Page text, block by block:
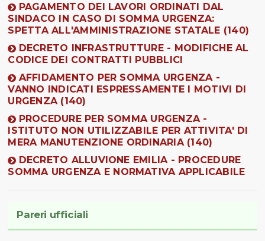
PAGAMENTO DEI LAVORI ORDINATI DAL
SINDACO IN CASO DI SOMMA URGENZA:
SPETTA ALL'AMMINISTRAZIONE STATALE (140)
DECRETO INFRASTRUTTURE - MODIFICHE AL
CODICE DEI CONTRATTI PUBBLICI
AFFIDAMENTO PER SOMMA URGENZA -
VANNO INDICATI ESPRESSAMENTE I MOTIVI DI
URGENZA (140)
PROCEDURE PER SOMMA URGENZA -
ISTITUTO NON UTILIZZABILE PER ATTIVITA' DI
MERA MANUTENZIONE ORDINARIA (140)
DECRETO ALLUVIONE EMILIA - PROCEDURE
SOMMA URGENZA E NORMATIVA APPLICABILE
Pareri ufficiali